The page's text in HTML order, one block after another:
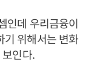
인데 우리금융이
기 위해서는 변화
인다.